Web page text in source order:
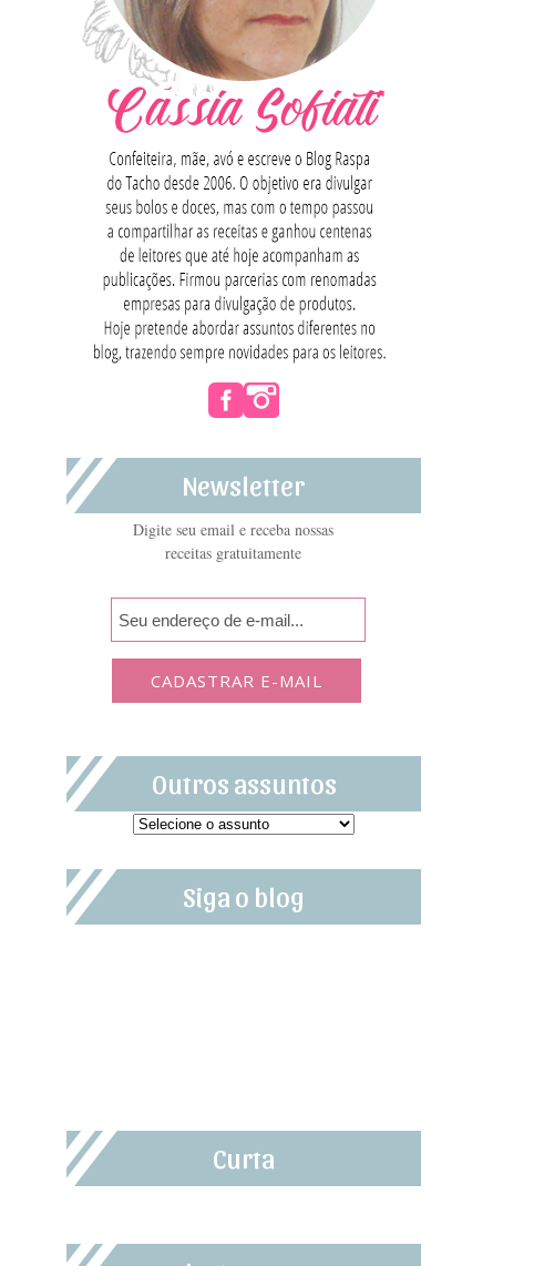
Newsletter
Digite seu email e receba nossas
receitas gratuitamente
Outros assuntos
Siga o blog
Curta